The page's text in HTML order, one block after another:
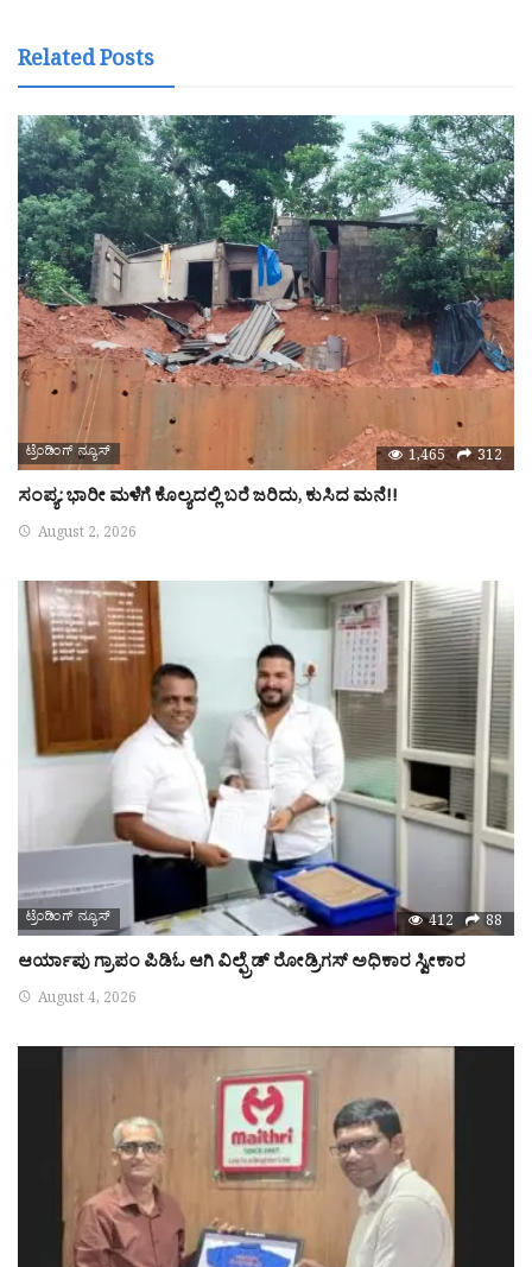
Related Posts
ಟ್ರೆಂಡಿಂಗ್ ನ್ಯೂಸ್ 1,465 312
ಸಂಪ್ಯ: ಭಾರೀ ಮಳೆಗೆ ಕೊಲ್ಯದಲ್ಲಿ ಬರೆ ಜರಿದು, ಕುಸಿದ ಮನೆ!!
August 2, 2026
ಟ್ರೆಂಡಿಂಗ್ ನ್ಯೂಸ್ 412 88
ಆರ್ಯಾಪು ಗ್ರಾಪಂ ಪಿಡಿಓ ಆಗಿ ವಿಲ್ಫ್ರೆಡ್ ರೋಡ್ರಿಗಸ್ ಅಧಿಕಾರ ಸ್ವೀಕಾರ
August 4, 2026